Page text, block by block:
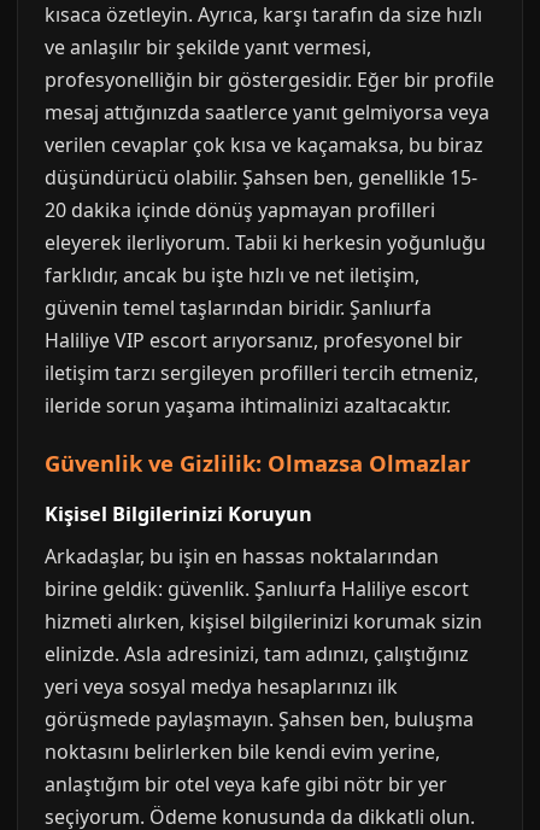
kısaca özetleyin. Ayrıca, karşı tarafın da size hızlı
ve anlaşılır bir şekilde yanıt vermesi,
profesyonelliğin bir göstergesidir. Eğer bir profile
mesaj attığınızda saatlerce yanıt gelmiyorsa veya
verilen cevaplar çok kısa ve kaçamaksa, bu biraz
düşündürücü olabilir. Şahsen ben, genellikle 15-
20 dakika içinde dönüş yapmayan profilleri
eleyerek ilerliyorum. Tabii ki herkesin yoğunluğu
farklıdır, ancak bu işte hızlı ve net iletişim,
güvenin temel taşlarından biridir. Şanlıurfa
Haliliye VIP escort arıyorsanız, profesyonel bir
iletişim tarzı sergileyen profilleri tercih etmeniz,
ileride sorun yaşama ihtimalinizi azaltacaktır.
Güvenlik ve Gizlilik: Olmazsa Olmazlar
Kişisel Bilgilerinizi Koruyun
Arkadaşlar, bu işin en hassas noktalarından
birine geldik: güvenlik. Şanlıurfa Haliliye escort
hizmeti alırken, kişisel bilgilerinizi korumak sizin
elinizde. Asla adresinizi, tam adınızı, çalıştığınız
yeri veya sosyal medya hesaplarınızı ilk
görüşmede paylaşmayın. Şahsen ben, buluşma
noktasını belirlerken bile kendi evim yerine,
anlaştığım bir otel veya kafe gibi nötr bir yer
seçiyorum. Ödeme konusunda da dikkatli olun.